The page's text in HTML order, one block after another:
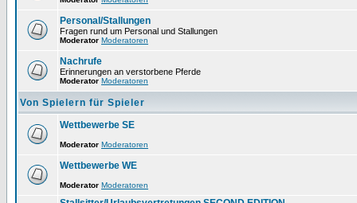
Personal/Stallungen
Fragen rund um Personal und Stallungen
Moderator Moderatoren
Nachrufe
Erinnerungen an verstorbene Pferde
Moderator Moderatoren
Von Spielern für Spieler
Wettbewerbe SE
Moderator Moderatoren
Wettbewerbe WE
Moderator Moderatoren